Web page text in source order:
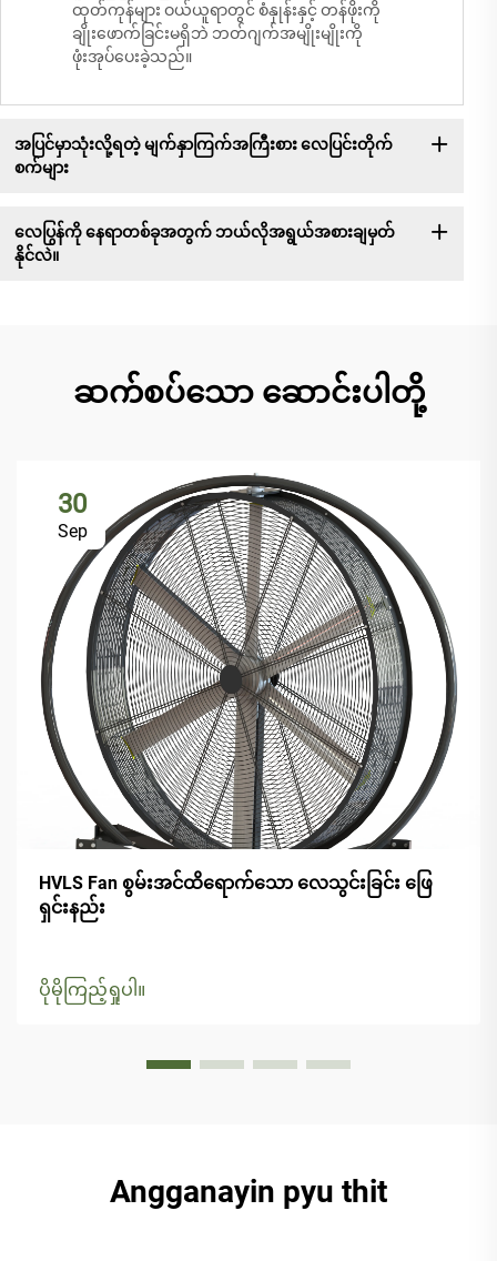
ထုတ်ကုန်များ ဝယ်ယူရာတွင် စံနှုန်းနှင့် တန်ဖိုးကို
ချိုးဖောက်ခြင်းမရှိဘဲ ဘတ်ဂျက်အမျိုးမျိုးကို
ဖုံးအုပ်ပေးခဲ့သည်။
အပြင်မှာသုံးလို့ရတဲ့ မျက်နှာကြက်အကြီးစား လေပြင်းတိုက်
စက်များ
လေပြွန်ကို နေရာတစ်ခုအတွက် ဘယ်လိုအရွယ်အစားချမှတ်
နိုင်လဲ။
ဆက်စပ်သော ဆောင်းပါတို့
30
Sep
HVLS Fan စွမ်းအင်ထိရောက်သော လေသွင်းခြင်း ဖြေ
ရှင်းနည်း
ပိုမိုကြည့်ရှုပါ။
Angganayin pyu thit